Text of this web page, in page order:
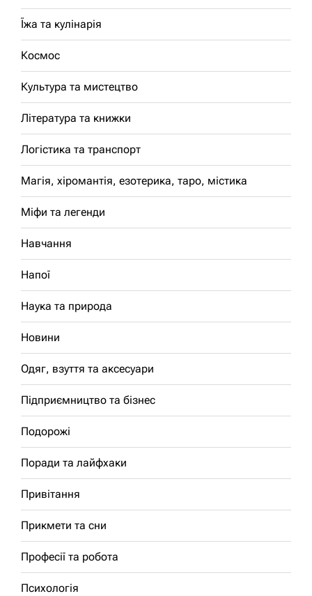
Їжа та кулінарія
Космос
Культура та мистецтво
Література та книжки
Логістика та транспорт
Магія, хіромантія, езотерика, таро, містика
Міфи та легенди
Навчання
Напої
Наука та природа
Новини
Одяг, взуття та аксесуари
Підприємництво та бізнес
Подорожі
Поради та лайфхаки
Привітання
Прикмети та сни
Професії та робота
Психологія